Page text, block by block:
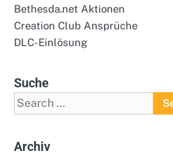
Bethesda.net Aktionen
Creation Club Ansprüche
DLC-Einlösung
Suche
Search
for:
Archiv